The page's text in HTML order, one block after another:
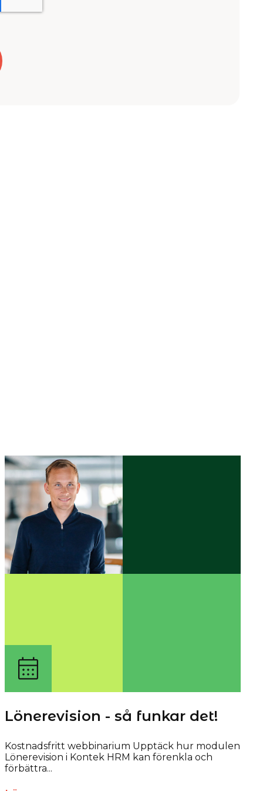
Lönerevision - så funkar det!
Kostnadsfritt webbinarium Upptäck hur modulen
Lönerevision i Kontek HRM kan förenkla och
förbättra...